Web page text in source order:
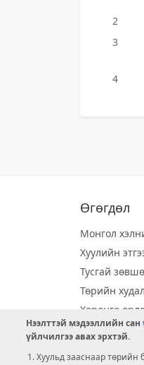
2
3
4
Өгөгдөл
Монгол
Хуулийн
Тусгай
Төрийн
Хөрөнгө
Орон
Нээлттэй мэдээллийн сан
үйлчилгээ авах эрхтэй.
Хуульд зааснаар төрийн